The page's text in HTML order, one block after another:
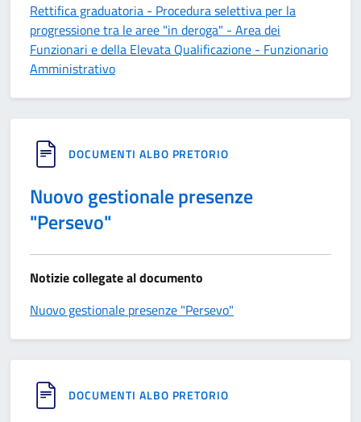
Rettifica graduatoria - Procedura selettiva per la
progressione tra le aree "in deroga" - Area dei
Funzionari e della Elevata Qualificazione - Funzionario
Amministrativo
DOCUMENTI ALBO PRETORIO
Nuovo gestionale presenze
"Persevo"
Notizie collegate al documento
Nuovo gestionale presenze "Persevo"
DOCUMENTI ALBO PRETORIO